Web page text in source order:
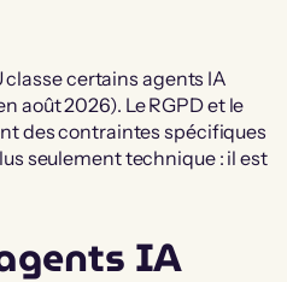
classe certains agents IA
août 2026). Le RGPD et le
des contraintes spécifiques
seulement technique : il est
IA